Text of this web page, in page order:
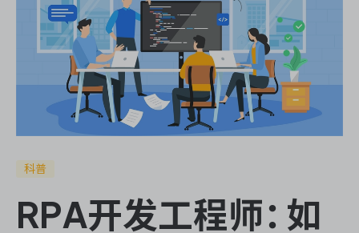
ONES Project
ONES Wiki
ONES Desk
科普
RPA开发工程师：如